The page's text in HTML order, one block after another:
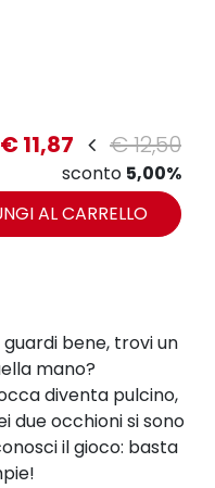
€ 11,87 € 12,50
sconto 5,00%
AL CARRELLO
guardi bene, troviun
mano?
diventa pulcino,
due occhioni si sono
il gioco: basta